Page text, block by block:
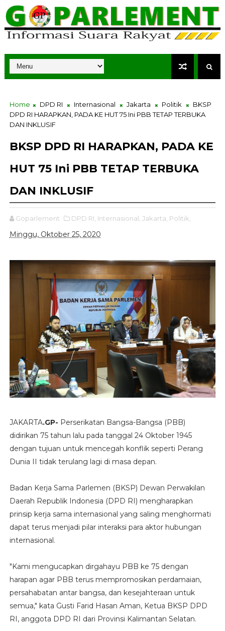
Home DPD RI Internasional Jakarta Politik
BKSP
DPD RI HARAPKAN, PADA KE HUT 75 Ini PBB TETAP TERBUKA
DAN INKLUSIF
BKSP DPD RI HARAPKAN, PADA KE
HUT 75 Ini PBB TETAP TERBUKA
DAN INKLUSIF
Goparlement DPD RI, Internasional, Jakarta, Politik,
Minggu, Oktober 25, 2020
JAKARTA.GP- Perserikatan Bangsa-Bangsa (PBB)
didirikan 75 tahun lalu pada tanggal 24 Oktober 1945
dengan tujuan untuk mencegah konflik seperti Perang
Dunia II tidak terulang lagi di masa depan.
Badan Kerja Sama Parlemen (BKSP) Dewan Perwakilan
Daerah Republik Indonesia (DPD RI) mengharapkan
prinsip kerja sama internasional yang saling menghormati
dapat terus menjadi pilar interaksi para aktor hubungan
internasional.
"Kami mengucapkan dirgahayu PBB ke 75 dengan
harapan agar PBB terus mempromosikan perdamaian,
persahabatan antar bangsa, dan kesejahteraan untuk
semua," kata Gusti Farid Hasan Aman, Ketua BKSP DPD
RI, anggota DPD RI dari Provinsi Kalimantan Selatan.